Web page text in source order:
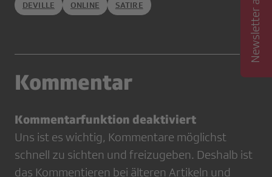
DEVILLE ONLINE SATIRE
Kommentar
Kommentarfunktion deaktiviert
Uns ist es wichtig, Kommentare möglichst
schnell zu sichten und freizugeben. Deshalb ist
das Kommentieren bei älteren Artikeln und